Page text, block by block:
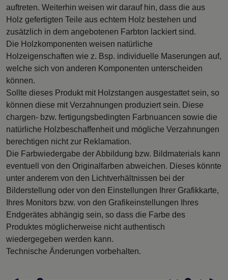
auftreten. Weiterhin weisen wir darauf hin, dass die aus
Holz gefertigten Teile aus echtem Holz bestehen und
zusätzlich in dem angebotenen Farbton lackiert sind.
Die Holzkomponenten weisen natürliche
Holzeigenschaften wie z. Bsp. individuelle Maserungen auf,
welche sich von anderen Komponenten unterscheiden
können.
Sollte dieses Produkt mit Holzstangen ausgestattet sein, so
können diese mit Verzahnungen produziert sein. Diese
chargen- bzw. fertigungsbedingten Farbnuancen sowie die
natürliche Holzbeschaffenheit und mögliche Verzahnungen
berechtigen nicht zur Reklamation.
Die Farbwiedergabe der Abbildung bzw. Bildmaterials kann
eventuell von den Originalfarben abweichen. Dieses könnte
unter anderem von den Lichtverhältnissen bei der
Bilderstellung oder von den Einstellungen Ihrer Grafikkarte,
Ihres Monitors bzw. von den Grafikeinstellungen Ihres
Endgerätes abhängig sein, so dass die Farbe des
Produktes möglicherweise nicht authentisch
wiedergegeben werden kann.
Technische Änderungen vorbehalten.